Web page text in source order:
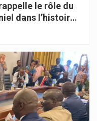
le rôle du
dans l’histoire